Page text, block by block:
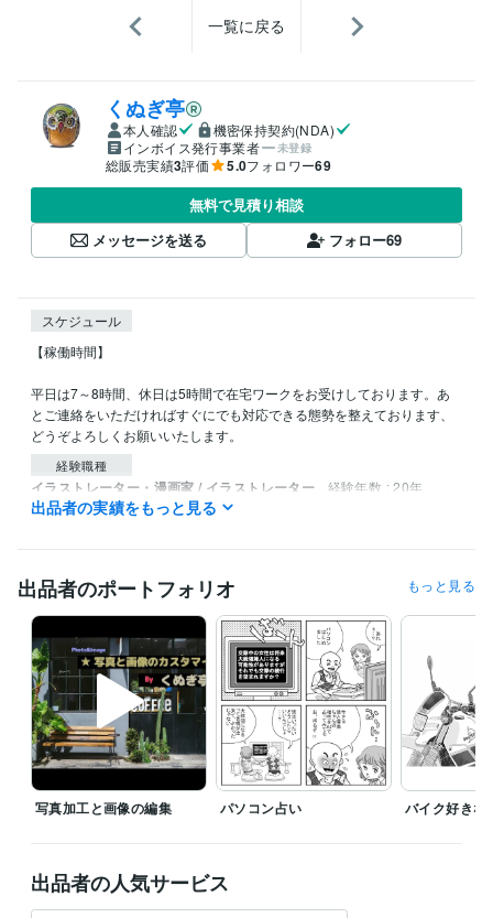
一覧に戻る
くぬぎ亭
本人確認
機密保持契約(NDA)
インボイス発行事業者
未登録
総販売実績3評価 5.0フォロワー69
無料で見積り相談
メッセージを送る
フォロー69
スケジュール
【稼働時間】
平日は7～8時間、休日は5時間で在宅ワークをお受けしております。あ
とご連絡をいただければすぐにでも対応できる態勢を整えております、
経験職種
イラストレーター・漫画家 / イラストレーター 経験年数 : 20年
1979年みのり書房の雑誌コミックアゲインで新人賞
得意分野
イラスト作成・漫画制作
デザイン制作 写真編集及び画像加工
写真編集及び画像加工
出品者の実績をもっと見る
出品者のポートフォリオ もっと見る
写真加工と画像の編集 パソコン占い バイク好きな
出品者の人気サービス